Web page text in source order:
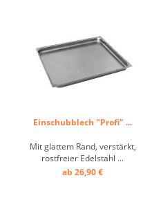
Einschubblech "Profi" ...
Mit glattem Rand, verstärkt,
rostfreier Edelstahl ...
ab 26,90 €